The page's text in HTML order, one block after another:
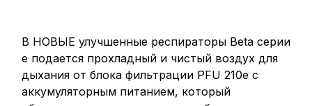
В НОВЫЕ улучшенные респираторы Beta серии
e подается прохладный и чистый воздух для
дыхания от блока фильтрации PFU 210e с
аккумуляторным питанием, который